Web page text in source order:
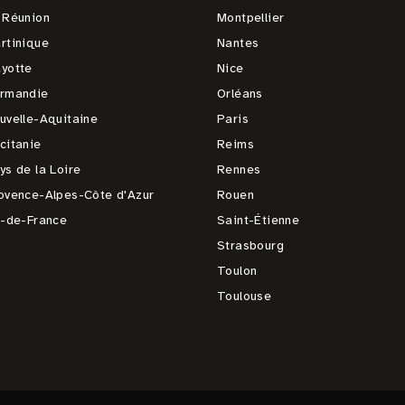
Aquitaine
de la Loire
Alpes-Côte d'Azur
de-France
Montpellier
Nantes
Nice
Orléans
Paris
Reims
Rennes
Rouen
Saint-Étienne
Strasbourg
Toulon
Toulouse